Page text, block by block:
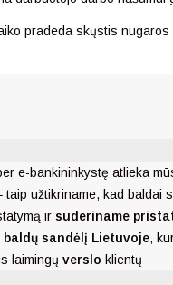
pradeda skųstis
e-bankininkystę atlieka
užtikriname, kad baldai
ir suderiname
baldų sandėlį Lietuvoje,
laimingų verslo klientų